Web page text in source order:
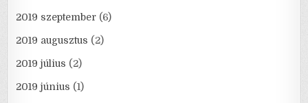
2019 szeptember (6)
2019 augusztus (2)
2019 július (2)
2019 június (1)